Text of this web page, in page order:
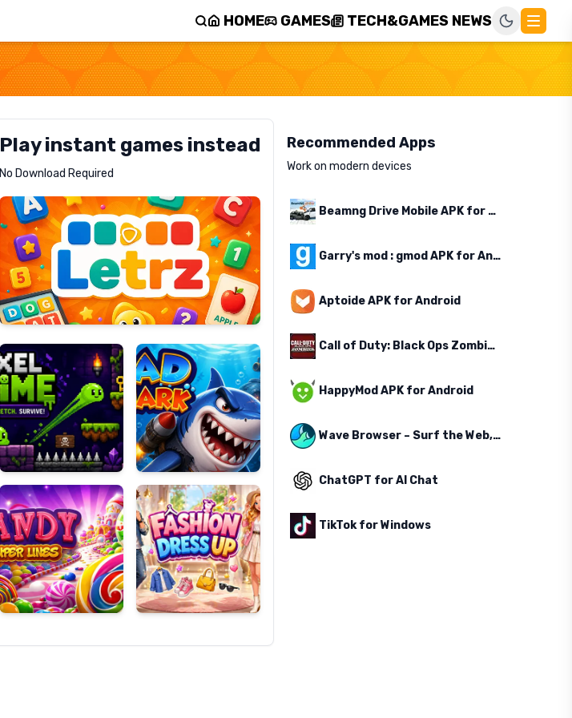
HOME GAMES TECH&GAMES NEWS
Play instant games instead
No Download Required
Letrz
Pixel
Slime
Mad
Shark
Candy
Super
Lines
Fashion
Dress
Up
Recommended Apps
Work on modern devices
Beamng Drive Mobile APK for Android
Garry's mod : gmod APK for Android
Aptoide APK for Android
Call of Duty: Black Ops Zombies APK for Android
HappyMod APK for Android
Wave Browser – Surf the Web, Save the Ocean
ChatGPT for AI Chat
TikTok for Windows